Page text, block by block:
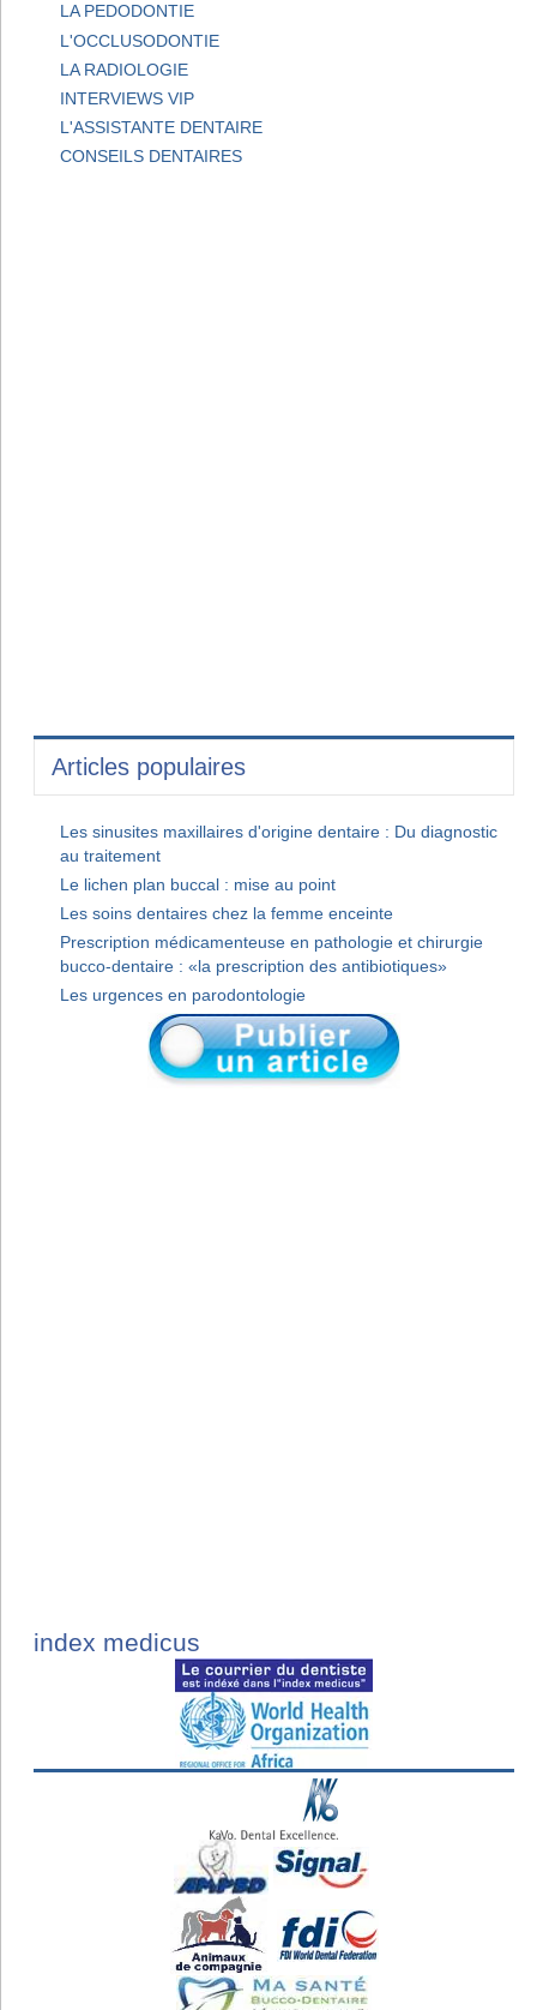
LA PEDODONTIE
L'OCCLUSODONTIE
LA RADIOLOGIE
INTERVIEWS VIP
L'ASSISTANTE DENTAIRE
CONSEILS DENTAIRES
Articles populaires
Les sinusites maxillaires d'origine dentaire : Du diagnostic
au traitement
Le lichen plan buccal : mise au point
Les soins dentaires chez la femme enceinte
Prescription médicamenteuse en pathologie et chirurgie
bucco-dentaire : «la prescription des antibiotiques»
Les urgences en parodontologie
index medicus